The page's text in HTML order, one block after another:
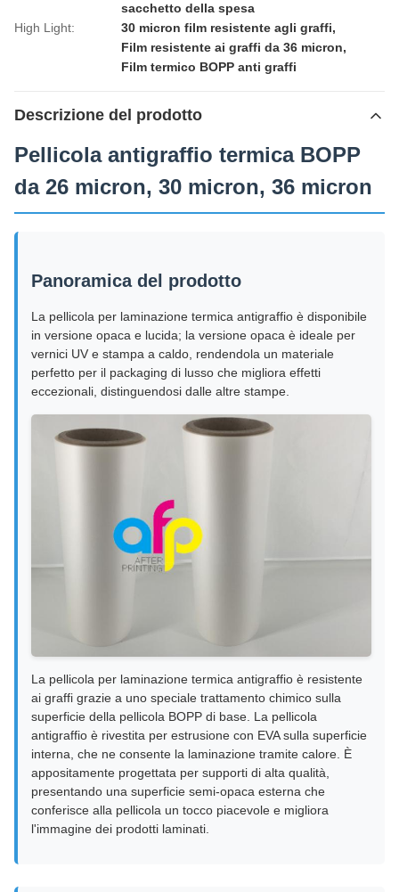
sacchetto della spesa
High Light:
30 micron film resistente agli graffi,
Film resistente ai graffi da 36 micron,
Film termico BOPP anti graffi
Descrizione del prodotto
Pellicola antigraffio termica BOPP
da 26 micron, 30 micron, 36 micron
Panoramica del prodotto
La pellicola per laminazione termica antigraffio è disponibile
in versione opaca e lucida; la versione opaca è ideale per
vernici UV e stampa a caldo, rendendola un materiale
perfetto per il packaging di lusso che migliora effetti
eccezionali, distinguendosi dalle altre stampe.
La pellicola per laminazione termica antigraffio è resistente
ai graffi grazie a uno speciale trattamento chimico sulla
superficie della pellicola BOPP di base. La pellicola
antigraffio è rivestita per estrusione con EVA sulla superficie
interna, che ne consente la laminazione tramite calore. È
appositamente progettata per supporti di alta qualità,
presentando una superficie semi-opaca esterna che
conferisce alla pellicola un tocco piacevole e migliora
l'immagine dei prodotti laminati.